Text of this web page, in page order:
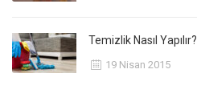
Temizlik Nasıl Yapılır?
19 Nisan 2015